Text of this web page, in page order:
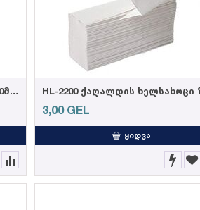
ტუალეტის ქაღალდი "ჯუმბო" 100მ, (12ც=3,6კგ)
3,00 GEL
ᲧᲘᲓᲕᲐ